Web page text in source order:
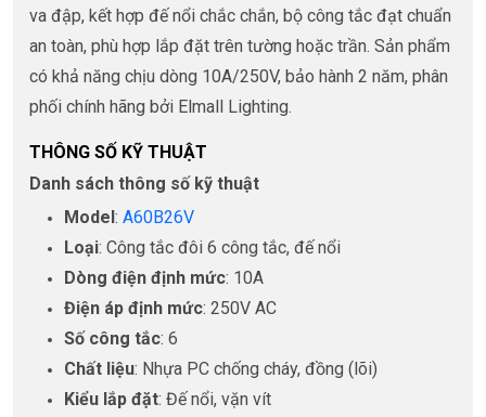
va đập, kết hợp đế nổi chắc chắn, bộ công tắc đạt chuẩn
an toàn, phù hợp lắp đặt trên tường hoặc trần. Sản phẩm
có khả năng chịu dòng 10A/250V, bảo hành 2 năm, phân
phối chính hãng bởi Elmall Lighting.
THÔNG SỐ KỸ THUẬT
Danh sách thông số kỹ thuật
Model : A60B26V
Loại: Công tắc đôi 6 công tắc, đế nổi
Dòng điện định mức: 10A
Điện áp định mức: 250V AC
Số công tắc: 6
Chất liệu: Nhựa PC chống cháy, đồng (lõi)
Kiểu lắp đặt: Đế nổi, vặn vít